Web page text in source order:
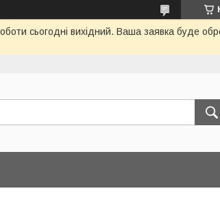
сьогодні вихідний. Ваша заявка буде